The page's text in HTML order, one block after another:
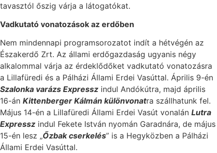
tavasztól őszig várja a látogatókat.
Vadkutató vonatozások az erdőben
Nem mindennapi programsorozatot indít a hétvégén az
Északerdő Zrt. Az állami erdőgazdaság ugyanis négy
alkalommal várja az érdeklődőket vadkutató vonatozásra
a Lillafüredi és a Pálházi Állami Erdei Vasúttal. Április 9-én
Szalonka varázs Expressz indul Andókútra, majd április
16-án Kittenberger Kálmán különvonatra szállhatunk fel.
Május 14-én a Lillafüredi Állami Erdei Vasút vonalán Lutra
Expressz indul Fekete István nyomán Garadnára, de május
15-én lesz „Őzbak cserkelés” is a Hegyközben a Pálházi
Állami Erdei Vasúttal.